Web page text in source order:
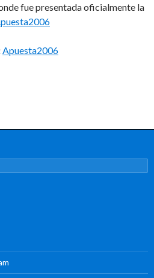
fue presentada oficialmente la
Apuesta2006